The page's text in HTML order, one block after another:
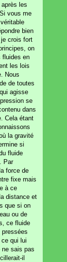
les
vous me
bien
crois fort
on
fluides en
les lois
Nous
de toutes
agisse
se
dans
Cela étant
la gravité
si
fluide
Par
force de
fixe mais
à ce
distance et
que si on
ou de
ce fluide
qui lui
ne sais pas
il